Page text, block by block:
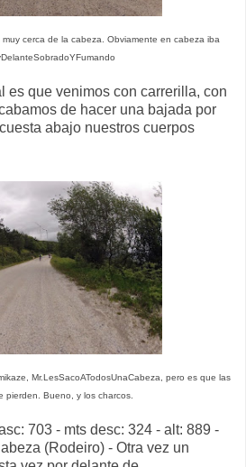
cerca de la cabeza. Obviamente en cabeza iba
es que venimos con carrerilla, con
de hacer una bajada por
abajo nuestros cuerpos
Mr.LesSacoATodosUnaCabeza, pero es que las
pierden. Bueno, y los charcos.
703 - mts desc: 324 - alt: 889 -
(Rodeiro) - Otra vez un